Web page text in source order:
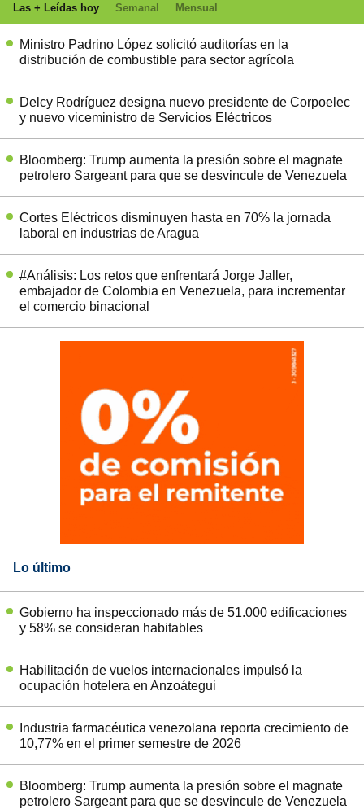
Las + Leídas hoy Semanal Mensual
Ministro Padrino López solicitó auditorías en la
distribución de combustible para sector agrícola
Delcy Rodríguez designa nuevo presidente de Corpoelec
y nuevo viceministro de Servicios Eléctricos
Bloomberg: Trump aumenta la presión sobre el magnate
petrolero Sargeant para que se desvincule de Venezuela
Cortes Eléctricos disminuyen hasta en 70% la jornada
laboral en industrias de Aragua
#Análisis: Los retos que enfrentará Jorge Jaller,
embajador de Colombia en Venezuela, para incrementar
el comercio binacional
Lo último
Gobierno ha inspeccionado más de 51.000 edificaciones
y 58% se consideran habitables
Habilitación de vuelos internacionales impulsó la
ocupación hotelera en Anzoátegui
Industria farmacéutica venezolana reporta crecimiento de
10,77% en el primer semestre de 2026
Bloomberg: Trump aumenta la presión sobre el magnate
petrolero Sargeant para que se desvincule de Venezuela